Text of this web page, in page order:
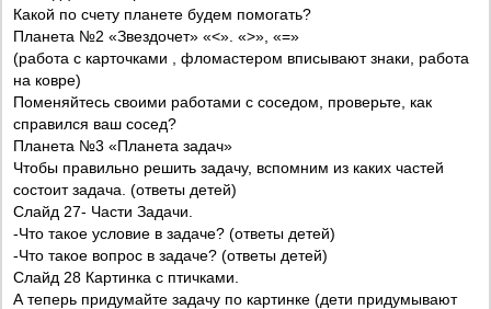
Какой по счету планете будем помогать?
Планета №2 «Звездочет» «<». «>», «=»
(работа с карточками , фломастером вписывают знаки, работа
на ковре)
Поменяйтесь своими работами с соседом, проверьте, как
справился ваш сосед?
Планета №3 «Планета задач»
Чтобы правильно решить задачу, вспомним из каких частей
состоит задача. (ответы детей)
Слайд 27- Части Задачи.
-Что такое условие в задаче? (ответы детей)
-Что такое вопрос в задаче? (ответы детей)
Слайд 28 Картинка с птичками.
А теперь придумайте задачу по картинке (дети придумывают